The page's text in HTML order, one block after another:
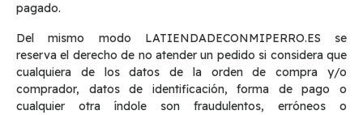
pagado.
Del mismo modo LATIENDADECONMIPERRO.ES se
reserva el derecho de no atender un pedido si considera que
cualquiera de los datos de la orden de compra y/o
comprador, datos de identificación, forma de pago o
cualquier otra índole son fraudulentos, erróneos o